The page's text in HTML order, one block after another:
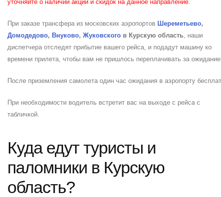
уточняйте о наличии акции и скидок на данное направление.
При заказе трансфера из московских аэропортов Шереметьево,
Домодедово, Внуково, Жуковского в Курскую область, наши
диспетчера отследят прибытие вашего рейса, и подадут машину ко
времени прилета, чтобы вам не пришлось переплачивать за
После приземления самолета один час ожидания в аэропорту
При необходимости водитель встретит вас на выходе с рейса с
табличкой.
Куда едут туристы и
паломники в Курскую
область?